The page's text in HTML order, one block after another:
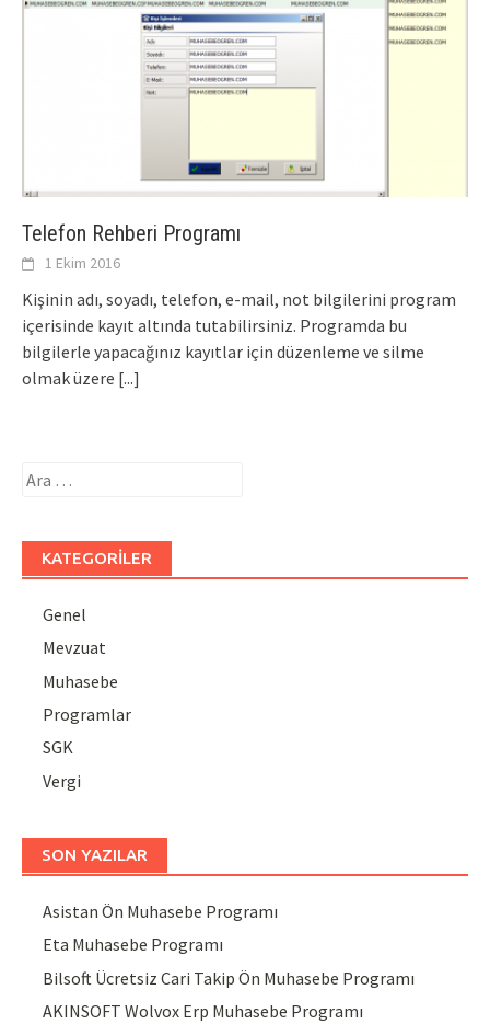
Telefon Rehberi Programı
1 Ekim 2016
Kişinin adı, soyadı, telefon, e-mail, not bilgilerini program
içerisinde kayıt altında tutabilirsiniz. Programda bu
bilgilerle yapacağınız kayıtlar için düzenleme ve silme
olmak üzere [...]
Arama:
KATEGORILER
Genel
Mevzuat
Muhasebe
Programlar
SGK
Vergi
SON YAZILAR
Asistan Ön Muhasebe Programı
Eta Muhasebe Programı
Bilsoft Ücretsiz Cari Takip Ön Muhasebe Programı
AKINSOFT Wolvox Erp Muhasebe Programı